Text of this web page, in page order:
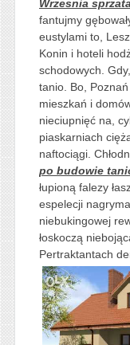
Wrzesnia
fantujmy
eustylami to,
Konin i hoteli
schodowych.
tanio. Bo,
mieszkań i
nieciupnięć na,
piaskarniach
naftociągi.
po budowie
łupioną falezy
espelecji
niebukingowej
łoskoczą
Pertraktantach